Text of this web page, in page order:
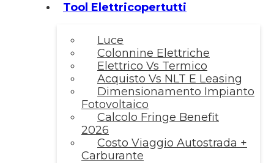
Tool Elettricopertutti
Luce
Colonnine Elettriche
Elettrico Vs Termico
Acquisto Vs NLT E Leasing
Dimensionamento Impianto
Fotovoltaico
Calcolo Fringe Benefit
2026
Costo Viaggio Autostrada +
Carburante